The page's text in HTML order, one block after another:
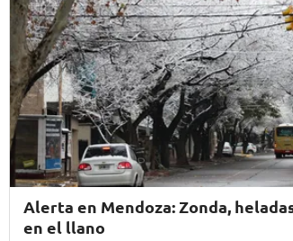
Alerta en Mendoza: Zonda,
en el llano